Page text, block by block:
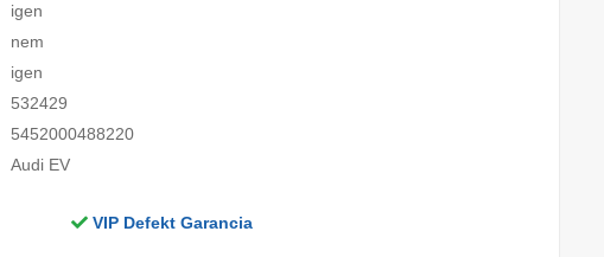
igen
nem
igen
532429
5452000488220
Audi EV
VIP Defekt Garancia